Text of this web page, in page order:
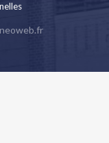
neoweb.fr